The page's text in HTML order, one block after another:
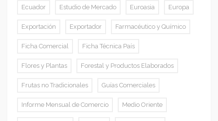
Ecuador Estudio de Mercado Euroasia Europa
Exportación Exportador Farmacéutico y Químico
Ficha Comercial Ficha Técnica País
Flores y Plantas Forestal y Productos Elaborados
Frutas no Tradicionales Guías Comerciales
Informe Mensual de Comercio Medio Oriente